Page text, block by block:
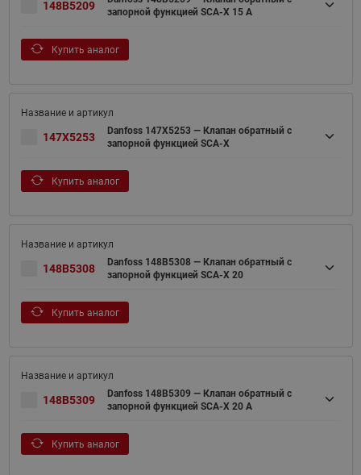
148B5209
запорной функцией SCA-X 15 A
Купить аналог
147X5253
Danfoss 147X5253 — Клапан обратный с
запорной функцией SCA-X
Купить аналог
148B5308
Danfoss 148B5308 — Клапан обратный с
запорной функцией SCA-X 20
Купить аналог
148B5309
Danfoss 148B5309 — Клапан обратный с
запорной функцией SCA-X 20 A
Купить аналог